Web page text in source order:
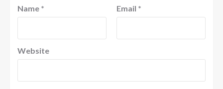
Name * Email *
Website